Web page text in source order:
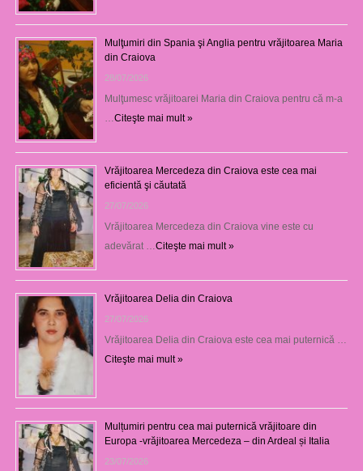
Mulţumiri din Spania şi Anglia pentru vrăjitoarea Maria
din Craiova
28/07/2026
Mulţumesc vrăjitoarei Maria din Craiova pentru că m-a
Citeşte mai mult »
Vrăjitoarea Mercedeza din Craiova este cea mai
eficientă şi căutată
27/07/2026
Vrăjitoarea Mercedeza din Craiova vine este cu
adevărat … Citeşte mai mult »
Vrăjitoarea Delia din Craiova
27/07/2026
Vrăjitoarea Delia din Craiova este cea mai puternică …
Citeşte mai mult »
Mulțumiri pentru cea mai puternică vrăjitoare din
Europa -vrăjitoarea Mercedeza – din Ardeal și Italia
23/07/2026